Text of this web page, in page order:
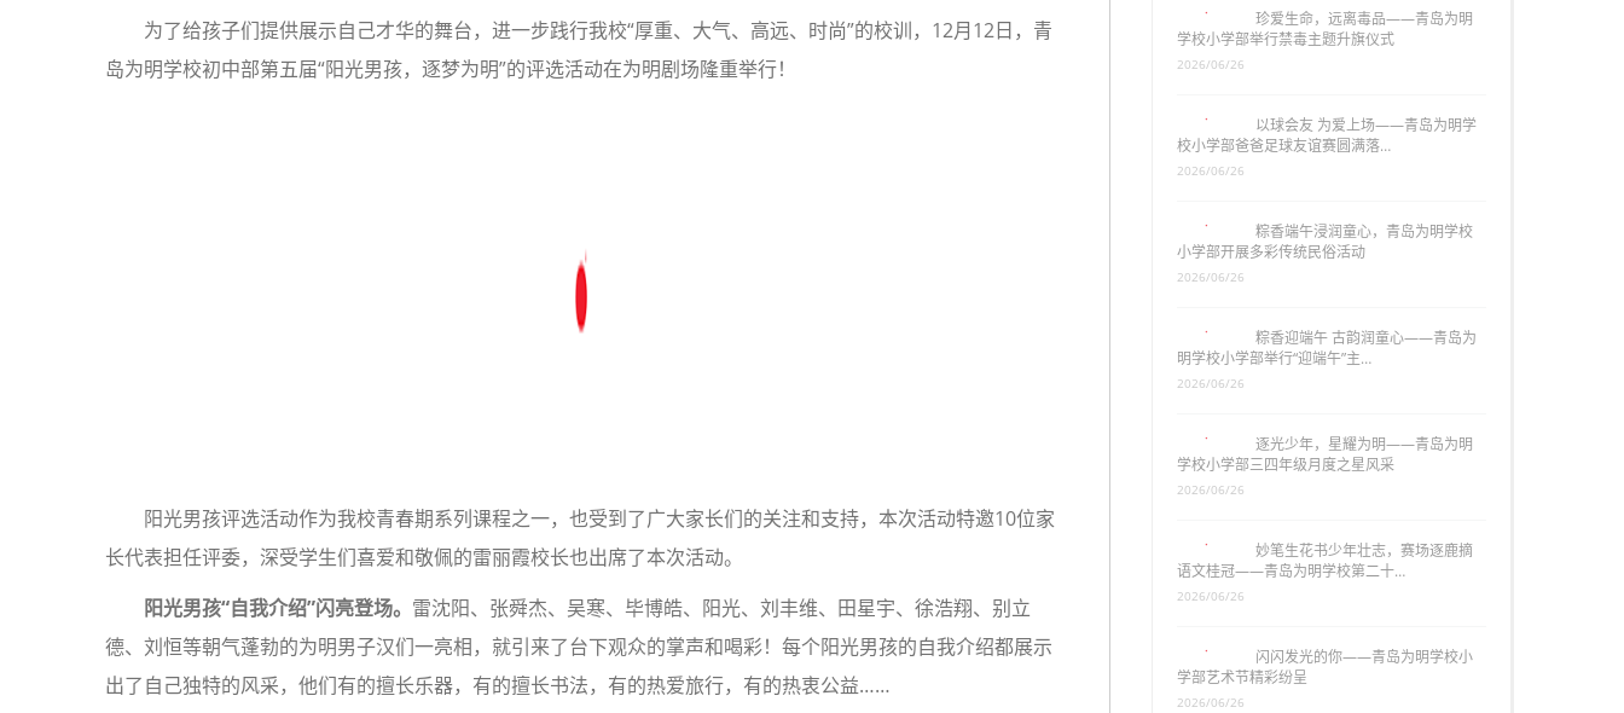
为了给孩子们提供展示自己才华的舞台，进一步践行我校“厚重、大气、高远、时尚”的校训，12月12日，青
岛为明学校初中部第五届“阳光男孩，逐梦为明”的评选活动在为明剧场隆重举行！
阳光男孩评选活动作为我校青春期系列课程之一，也受到了广大家长们的关注和支持，本次活动特邀10位家
长代表担任评委，深受学生们喜爱和敬佩的雷丽霞校长也出席了本次活动。
阳光男孩“自我介绍”闪亮登场。 雷沈阳、张舜杰、吴寒、毕博皓、阳光、刘丰维、田星宇、徐浩翔、别立
德、刘恒等朝气蓬勃的为明男子汉们一亮相，就引来了台下观众的掌声和喝彩！每个阳光男孩的自我介绍都展示
出了自己独特的风采，他们有的擅长乐器，有的擅长书法，有的热爱旅行，有的热衷公益……
珍爱生命，远离毒品——青岛为明
学校小学部举行禁毒主题升旗仪式
2026/06/26
以球会友 为爱上场——青岛为明学
校小学部爸爸足球友谊赛圆满落…
2026/06/26
粽香端午浸润童心，青岛为明学校
小学部开展多彩传统民俗活动
2026/06/26
粽香迎端午 古韵润童心——青岛为
明学校小学部举行“迎端午”主…
2026/06/26
逐光少年，星耀为明——青岛为明
学校小学部三四年级月度之星风采
2026/06/26
妙笔生花书少年壮志，赛场逐鹿摘
语文桂冠——青岛为明学校第二十…
2026/06/26
闪闪发光的你——青岛为明学校小
学部艺术节精彩纷呈
2026/06/26